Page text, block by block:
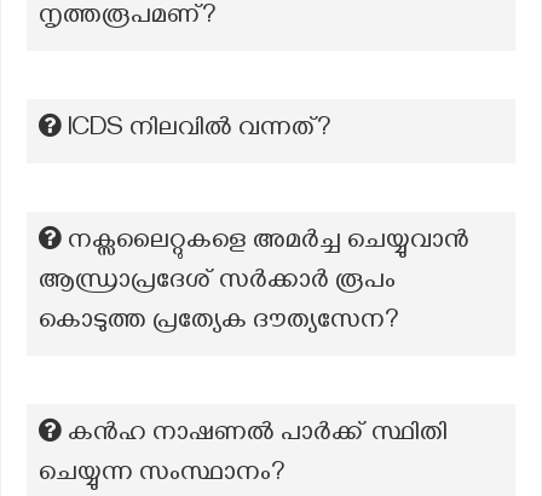
നൃത്തരൂപമണ്?
ICDS നിലവില്‍ വന്നത്?
നക്സലൈറ്റുകളെ അമർച്ച ചെയ്യുവാൻ
ആന്ധ്രാപ്രദേശ് സർക്കാർ രൂപം
കൊടുത്ത പ്രത്യേക ദൗത്യസേന?
കൻഹ നാഷണൽ പാർക്ക് സ്ഥിതി
ചെയ്യുന്ന സംസ്ഥാനം?